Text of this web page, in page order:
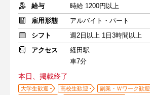
給与
時給 1200円以上
雇用形態
アルバイト・パート
シフト
週2日以上 1日3時間以上
アクセス
経田駅
車7分
本日、掲載終了
大学生歓迎 高校生歓迎
副業・Ｗワーク歓迎